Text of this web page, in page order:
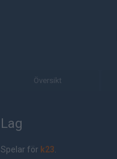
Översikt
Lag
Spelar för k23.